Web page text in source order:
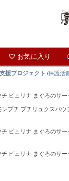
お気に入り
援プロジェクト /保護活
ピュリナ まぐろのサ
プチ プチリュクスパ
ピュリナ まぐろのサ
ピュリナ まぐろのサ